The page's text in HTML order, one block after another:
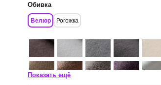
Обивка
Велюр Рогожка
Показать ещё